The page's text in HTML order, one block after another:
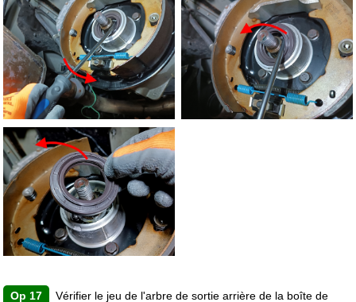
Op 17
Vérifier le jeu de l'arbre de sortie arrière de la boîte de